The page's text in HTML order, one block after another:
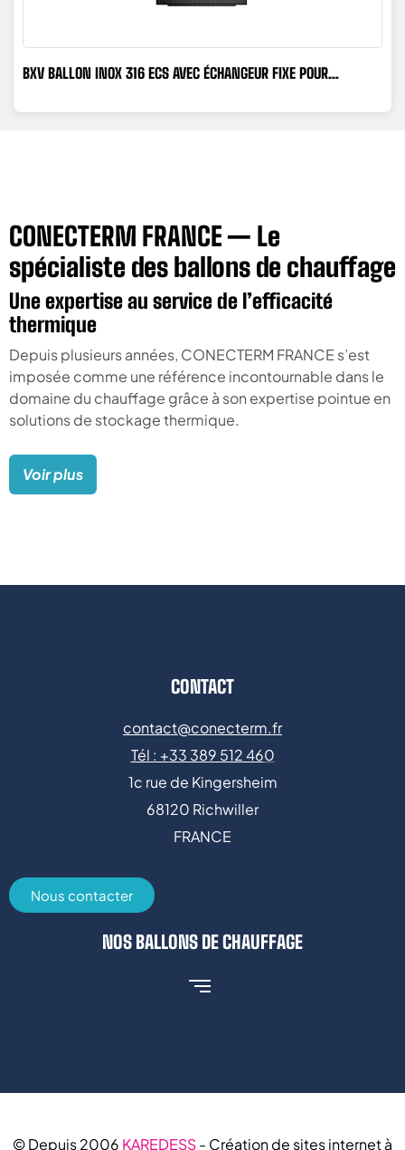
BXV BALLON INOX 316 ECS AVEC ÉCHANGEUR FIXE POUR
CONECTERM FRANCE — Le
spécialiste des ballons de chauffage
Une expertise au service de l’efficacité
thermique
Depuis plusieurs années, CONECTERM FRANCE s’est
imposée comme une référence incontournable dans le
domaine du chauffage grâce à son expertise pointue en
solutions de stockage thermique.
Voir plus
CONTACT
contact@conecterm.fr
Tél : +33 389 512 460
1c rue de Kingersheim
68120 Richwiller
FRANCE
Nous contacter
NOS BALLONS DE CHAUFFAGE
© Depuis 2006 KAREDESS- Création de sites internet à